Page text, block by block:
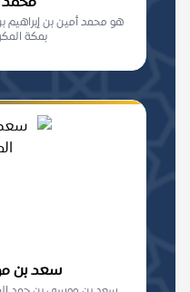
هو محمد أمين بن إبراهيم
بمكة المكرمة
سعد بن